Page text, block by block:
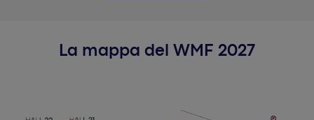
La mappa del WMF 2027